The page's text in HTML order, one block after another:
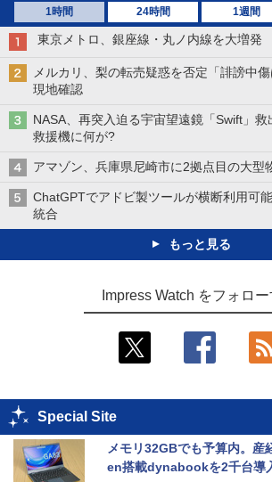
1時間 24時間 1週間
東京メトロ、銀座線・丸ノ内線を大増
メルカリ、梨の転売疑惑を否定「誹謗中
現地確認
NASA、再突入迫る宇宙望遠鏡「Swift」
救援機に何が?
アマゾン、兵庫県尼崎市に2拠点目の大
ChatGPTでアドビ製ツールが横断利用可
統合
もっと見る
Impress Watch をフォロー
Special Site
メモリ32GBでも予算内。産
en搭載dynabookを2千台導